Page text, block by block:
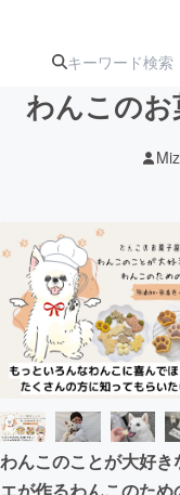
アート・
テクノロ
映像・映
ビジネス
わんこの
わんこのことが大好き